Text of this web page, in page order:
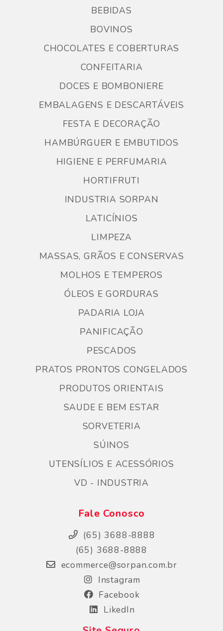
BEBIDAS
BOVINOS
CHOCOLATES E COBERTURAS
CONFEITARIA
DOCES E BOMBONIERE
EMBALAGENS E DESCARTÁVEIS
FESTA E DECORAÇÃO
HAMBÚRGUER E EMBUTIDOS
HIGIENE E PERFUMARIA
HORTIFRUTI
INDUSTRIA SORPAN
LATICÍNIOS
LIMPEZA
MASSAS, GRÃOS E CONSERVAS
MOLHOS E TEMPEROS
ÓLEOS E GORDURAS
PADARIA LOJA
PANIFICAÇÃO
PESCADOS
PRATOS PRONTOS CONGELADOS
PRODUTOS ORIENTAIS
SAUDE E BEM ESTAR
SORVETERIA
SÚINOS
UTENSÍLIOS E ACESSÓRIOS
VD - INDUSTRIA
Fale Conosco
(65) 3688-8888
(65) 3688-8888
ecommerce@sorpan.com.br
Instagram
Facebook
LikedIn